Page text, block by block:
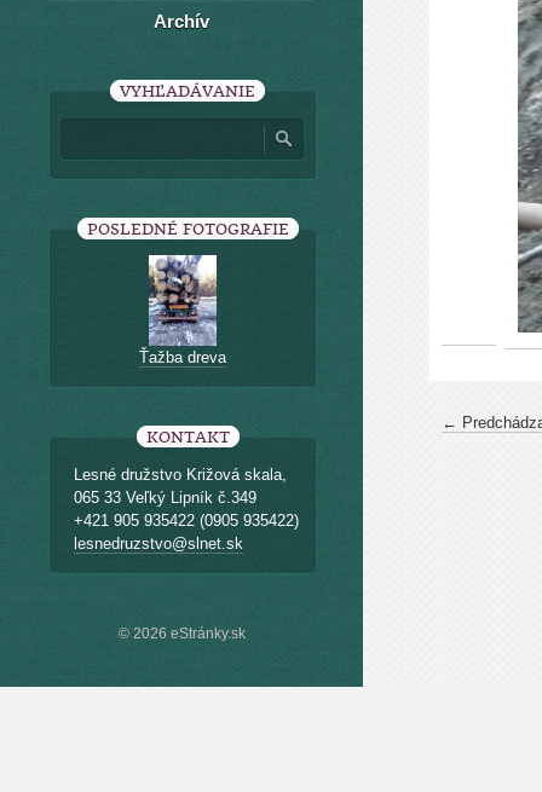
←
Archív
VYHĽADÁVANIE
POSLEDNÉ FOTOGRAFIE
Ťažba dreva
KONTAKT
Lesné družstvo Križová skala,
065 33 Veľký Lipník č.349
+421 905 935422 (0905 935422)
lesnedruzstvo@slnet.sk
© 2026 eStránky.sk